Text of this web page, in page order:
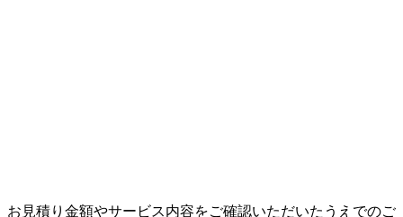
お見積り金額やサービス内容をご確認いただいたうえでのご